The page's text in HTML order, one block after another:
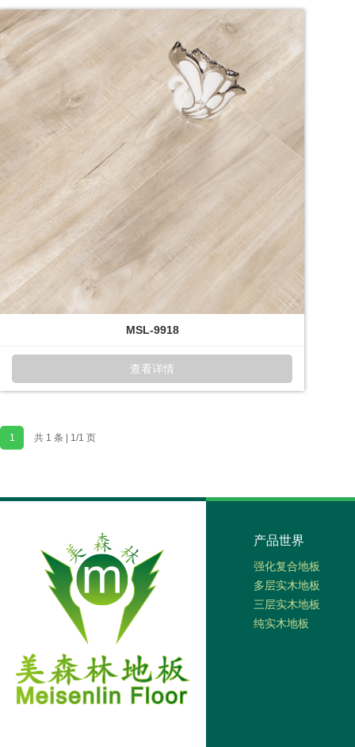
MSL-9918
查看详情
1 共 1 条 | 1/1 页
产品世界
强化复合地板
多层实木地板
三层实木地板
纯实木地板